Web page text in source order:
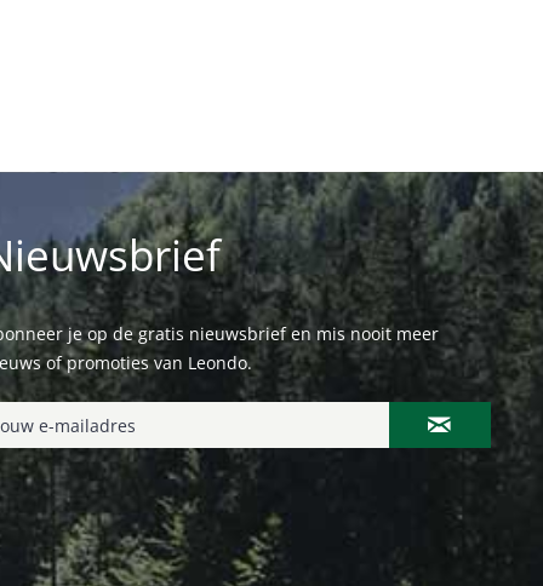
je op de gratis nieuwsbrief en mis nooit meer
of promoties van Leondo.